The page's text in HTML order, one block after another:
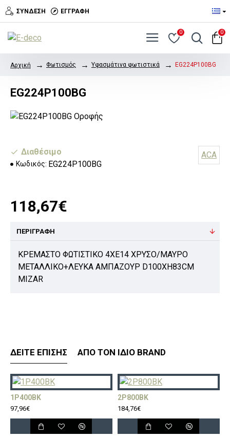
ΣΎΝΔΕΣΗ ΕΓΓΡΑΦΉ
0 0
Αρχική Φωτισμός Υφασμάτινα φωτιστικά EG224P100BG
EG224P100BG
Διαθέσιμο
Κωδικός: EG224P100BG
ACA
118,67€
ΠΕΡΙΓΡΑΦΉ
ΚΡΕΜΑΣΤΟ ΦΩΤΙΣΤΙΚΟ 4ΧΕ14 ΧΡΥΣΟ/ΜΑΥΡΟ
ΜΕΤΑΛΛΙΚΟ+ΛΕΥΚΑ ΑΜΠΑΖΟΥΡ D100XH83CM
MIZAR
ΔΕΊΤΕ ΕΠΊΣΗΣ ΑΠΌ ΤΟΝ ΊΔΙΟ BRAND
1P400BK
97,96€
2P800BK
184,76€